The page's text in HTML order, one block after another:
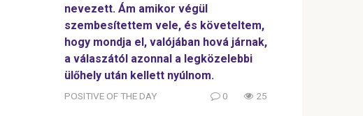
nevezett. Ám amikor végül
szembesítettem vele, és követeltem,
hogy mondja el, valójában hová járnak,
a válaszától azonnal a legközelebbi
ülőhely után kellett nyúlnom.
POSITIVE OF THE DAY 0 25